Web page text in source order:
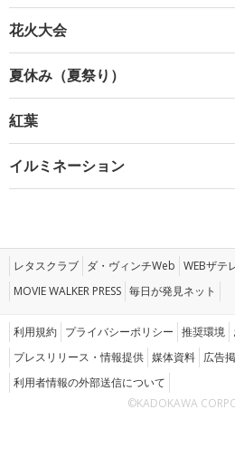
花火大会
夏休み（夏祭り）
紅葉
イルミネーション
レタスクラブ ダ・ヴィンチWeb WEBザテ
MOVIE WALKER PRESS 毎日が発見ネット
利用規約 プライバシーポリシー 推奨環境
プレスリリース・情報提供 媒体資料 広告
利用者情報の外部送信について
©KADOKAWA